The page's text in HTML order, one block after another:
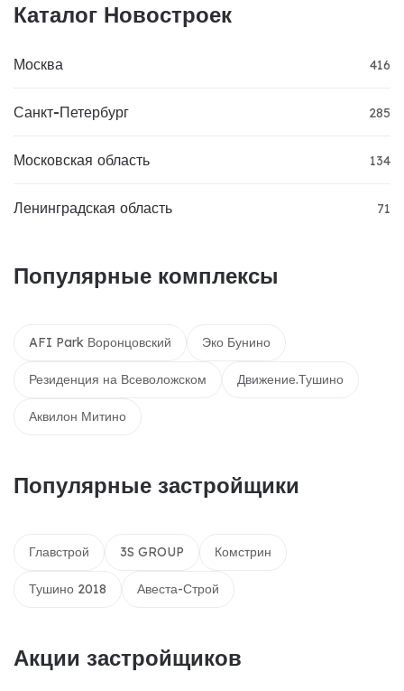
Каталог Новостроек
Москва 416
Санкт-Петербург 285
Московская область 134
Ленинградская область 71
Популярные комплексы
AFI Park Воронцовский Эко Бунино
Резиденция на Всеволожском Движение.Тушино
Аквилон Митино
Популярные застройщики
Главстрой 3S GROUP Комстрин
Тушино 2018 Авеста-Строй
Акции застройщиков